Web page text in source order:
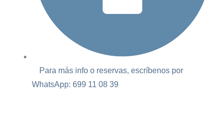
Para más info o reservas, escríbenos por
WhatsApp: 699 11 08 39